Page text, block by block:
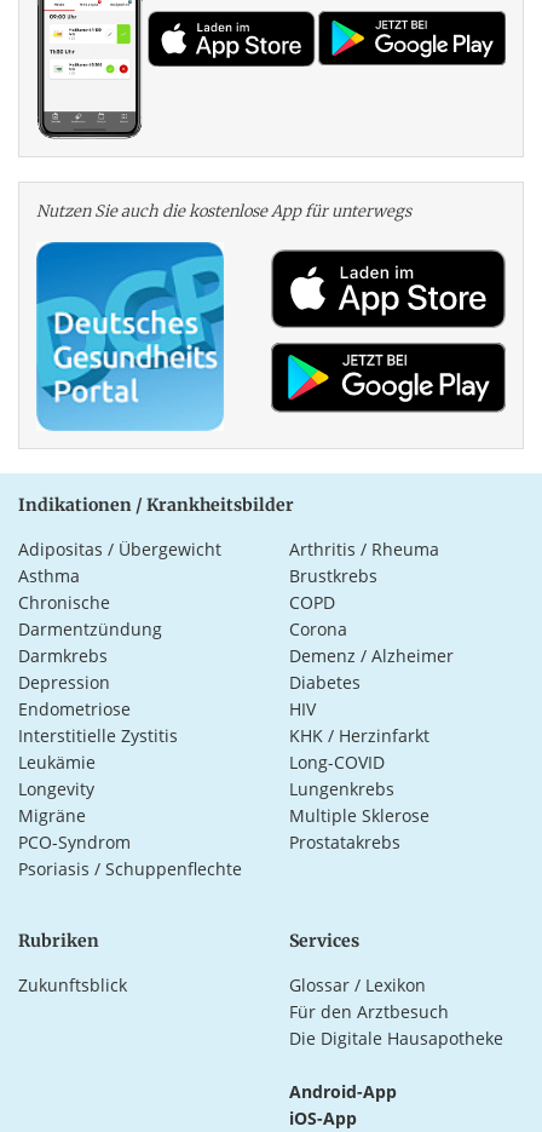
Nutzen Sie auch die kosten­lose App für unterwegs
Indikationen / Krankheitsbilder
Adipositas / Übergewicht
Arthritis / Rheuma
Asthma
Brustkrebs
Chronische
Darmentzündung
COPD
Corona
Darmkrebs
Demenz / Alzheimer
Depression
Diabetes
Endometriose
HIV
Interstitielle Zystitis
KHK / Herzinfarkt
Leukämie
Long-COVID
Longevity
Lungenkrebs
Migräne
Multiple Sklerose
PCO-Syndrom
Prostatakrebs
Psoriasis / Schuppenflechte
Rubriken
Zukunftsblick
Services
Glossar / Lexikon
Für den Arztbesuch
Die Digitale Hausapotheke
Android-App
iOS-App